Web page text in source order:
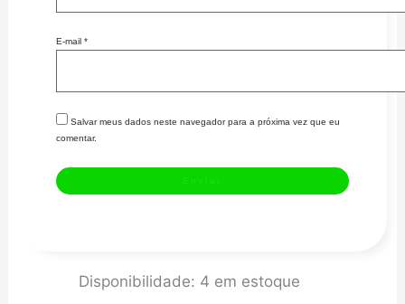
E-mail *
Salvar meus dados neste navegador para a próxima vez que eu
comentar.
Disponibilidade: 4 em estoque
Macho